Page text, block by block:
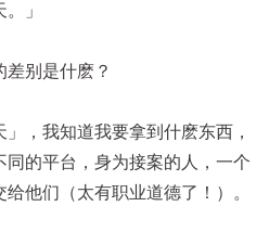
」
差别是什麽？
，我知道我要拿到什麽东西，
同的平台，身为接案的人，一个
他们（太有职业道德了！）。